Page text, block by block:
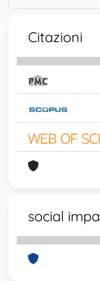
Citazioni
social